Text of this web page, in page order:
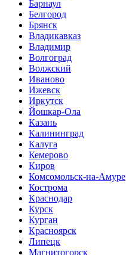
Барнаул
Белгород
Брянск
Владикавказ
Владимир
Волгоград
Волжский
Иваново
Ижевск
Иркутск
Йошкар-Ола
Казань
Калининград
Калуга
Кемерово
Киров
Комсомольск-на-Амуре
Кострома
Краснодар
Курск
Курган
Красноярск
Липецк
Магнитогорск